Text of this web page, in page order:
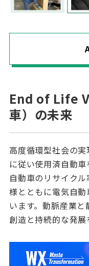
End of Life
車）の未来
高度循環型社会の
に従い使用済自動
自動車のリサイク
様とともに電気自
います。動脈産業
創造と持続的な発展